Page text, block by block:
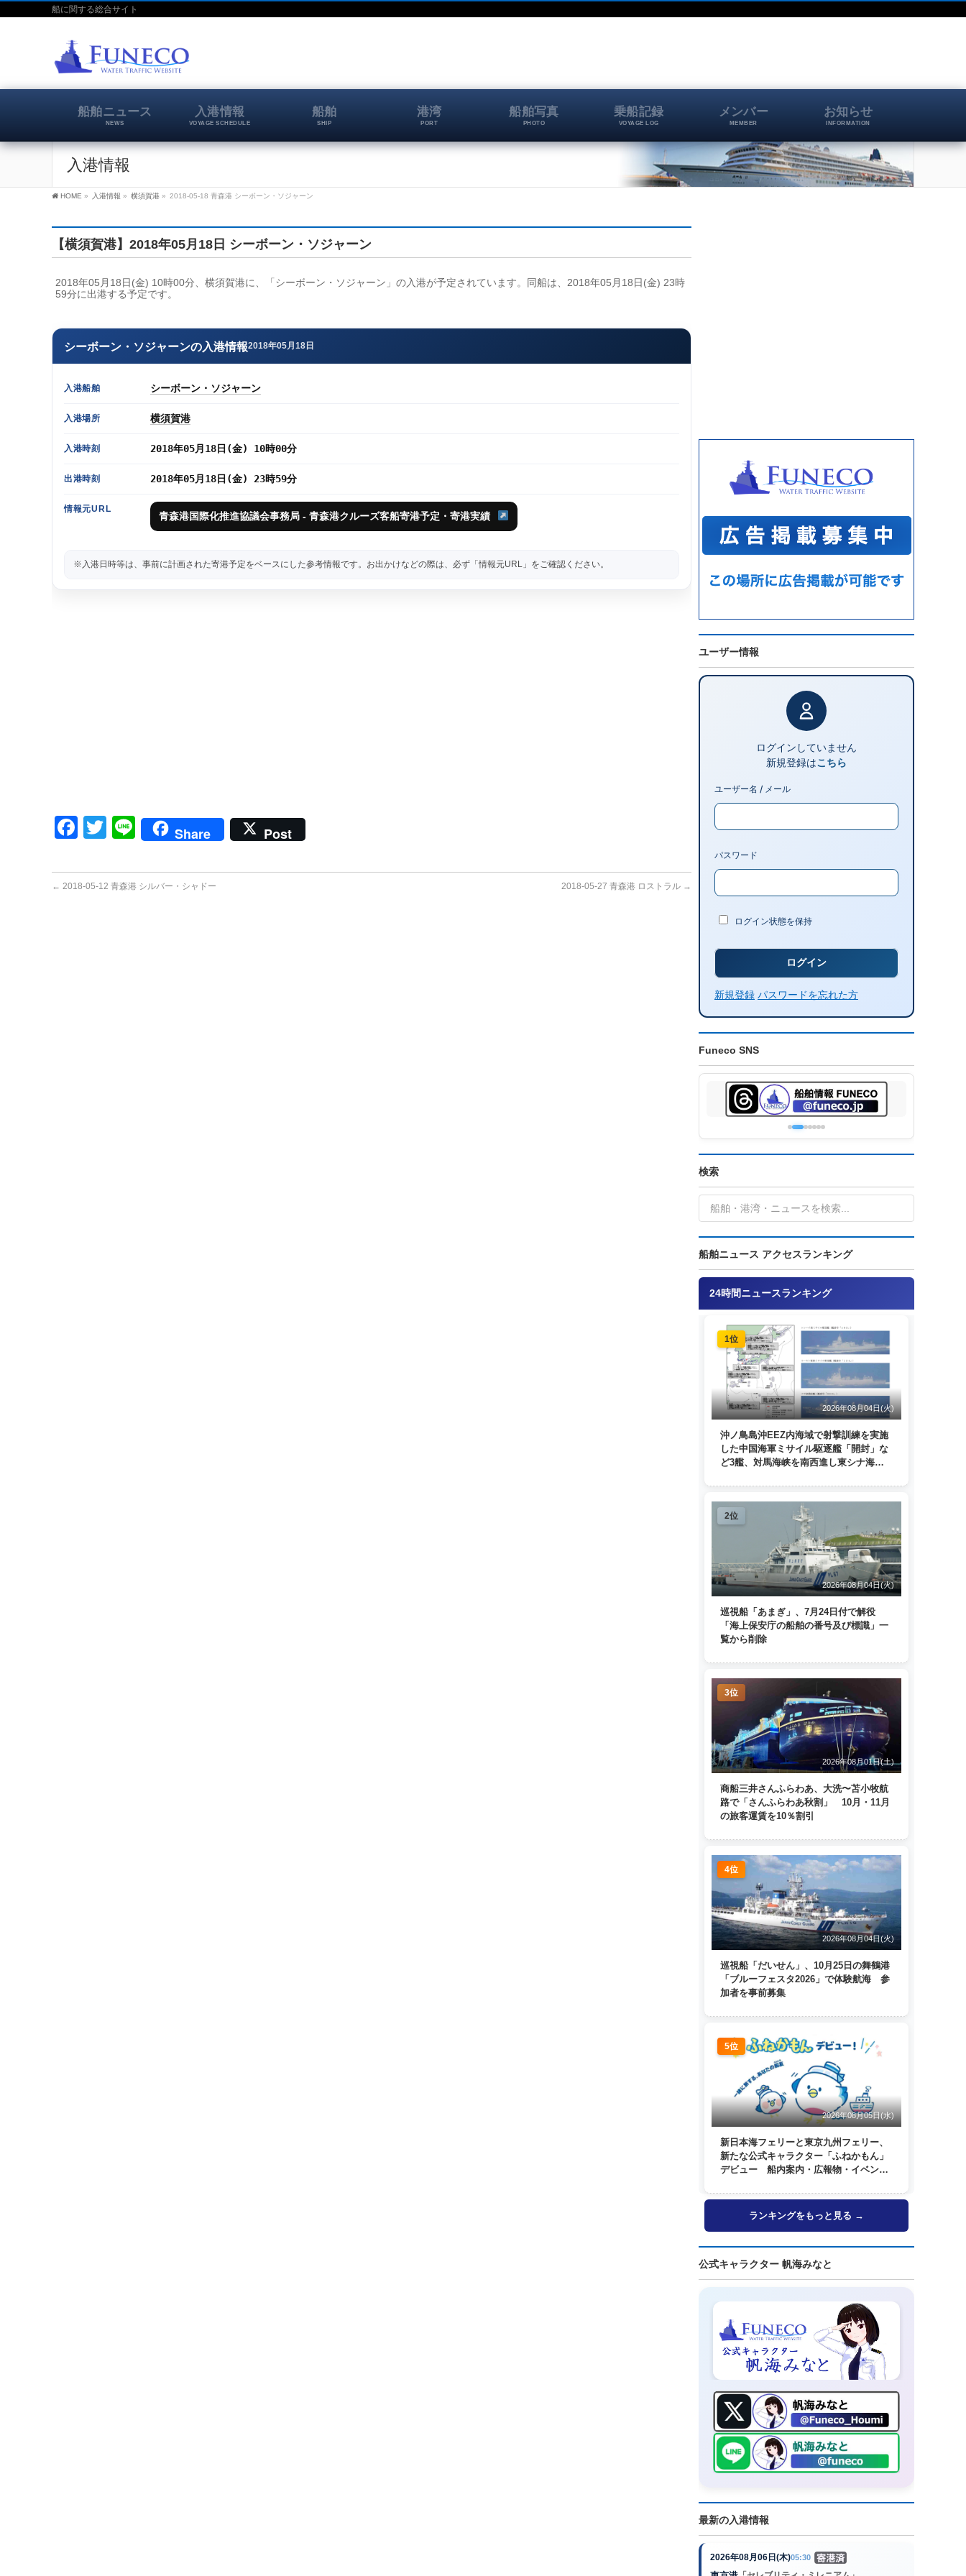
船に関する総合サイト
船舶ニュース
NEWS
入港情報
VOYAGE SCHEDULE
船舶
SHIP
港湾
PORT
船舶写真
PHOTO
乗船記録
VOYAGE LOG
メンバー
MEMBER
お知らせ
INFORMATION
入港情報
HOME » 入港情報 » 横須賀港 » 2018-05-18 青森港 シーボーン・ソジャーン
【横須賀港】2018年05月18日 シーボーン・ソジャーン
2018年05月18日(金) 10時00分、横須賀港に、「シーボーン・ソジャーン」の入港が予定されています。同船は、2018年05月18日(金) 23時
59分に出港する予定です。
シーボーン・ソジャーンの入港情報2018年05月18日
入港船舶 シーボーン・ソジャーン
入港場所 横須賀港
入港時刻 2018年05月18日(金) 10時00分
出港時刻 2018年05月18日(金) 23時59分
情報元URL
青森港国際化推進協議会事務局 - 青森港クルーズ客船寄港予定・寄港実績
※入港日時等は、事前に計画された寄港予定をベースにした参考情報です。お出かけなどの際は、必ず「情報元URL」をご確認ください。
Facebook
Twitter
LineShare Post
← 2018-05-12 青森港 シルバー・シャドー 2018-05-27 青森港 ロストラル →
ユーザー情報
ログインしていません
新規登録はこちら
ユーザー名 / メール
パスワード
ログイン状態を保持
新規登録 パスワードを忘れた方
Funeco SNS
検索
船舶ニュース アクセスランキング
24時間ニュースランキング
1位
2026年08月04日(火)
沖ノ鳥島沖EEZ内海域で射撃訓練を実施
した中国海軍ミサイル駆逐艦「開封」な
ど3艦、対馬海峡を南西進し東シナ海
2位
2026年08月04日(火)
巡視船「あまぎ」、7月24日付で解役
「海上保安庁の船舶の番号及び標識」一
覧から削除
3位
2026年08月01日(土)
商船三井さんふらわあ、大洗〜苫小牧航
路で「さんふらわあ秋割」 10月・11月
の旅客運賃を10％割引
4位
2026年08月04日(火)
巡視船「だいせん」、10月25日の舞鶴港
「ブルーフェスタ2026」で体験航海 参
加者を事前募集
5位
2026年08月05日(水)
新日本海フェリーと東京九州フェリー、
新たな公式キャラクター「ふねかもん」
デビュー 船内案内・広報物・イベン
ランキングをもっと見る →
公式キャラクター 帆海みなと
最新の入港情報
2026年08月06日(木)05:30